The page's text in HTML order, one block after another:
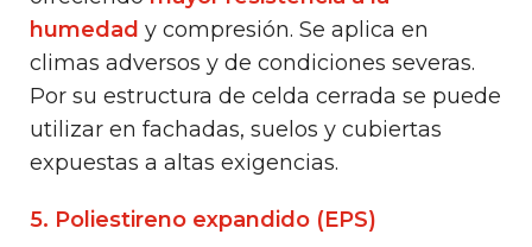
humedad y compresión. Se aplica en
climas adversos y de condiciones severas.
Por su estructura de celda cerrada se puede
utilizar en fachadas, suelos y cubiertas
expuestas a altas exigencias.
5. Poliestireno expandido (EPS)